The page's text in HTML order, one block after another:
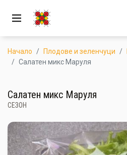
АБОНАМЕНТ
НОВИ ПРОДУКТИ
ПРОИЗВОДИТЕЛИ
Начало Плодове и зеленчуци
Салатен микс Маруля
Салатен микс Маруля
СЕЗОН